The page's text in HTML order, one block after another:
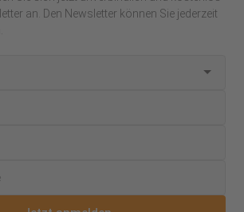
an. Den Newsletter können Sie jederzeit